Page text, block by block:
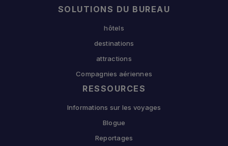
SOLUTIONS DU BUREAU
hôtels
destinations
attractions
Compagnies aériennes
RESSOURCES
Informations sur les voyages
Blogue
Reportages